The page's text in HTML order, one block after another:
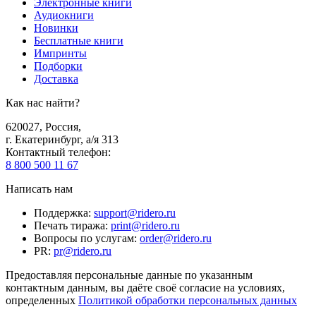
Аудиокниги
Новинки
Бесплатные книги
Импринты
Подборки
Доставка
Как нас найти?
620027, Россия,
г. Екатеринбург, а/я 313
Контактный телефон:
8 800 500 11 67
Написать нам
Поддержка: support@ridero.ru
Печать тиража: print@ridero.ru
Вопросы по услугам: order@ridero.ru
PR: pr@ridero.ru
Предоставляя персональные данные по указанным
контактным данным, вы даёте своё согласие на условиях,
определенных Политикой обработки персональных данных